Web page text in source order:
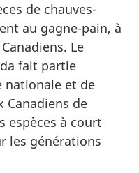
de chauves-
au gagne-pain, à
Le
fait partie
et de
de
espèces à court
les générations